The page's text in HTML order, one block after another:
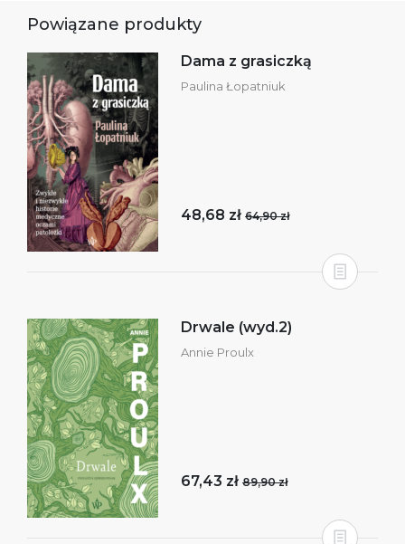
Powiązane produkty
Dama z grasiczką
Paulina Łopatniuk
48,68 zł 64,90 zł
Drwale (wyd.2)
Annie Proulx
67,43 zł 89,90 zł